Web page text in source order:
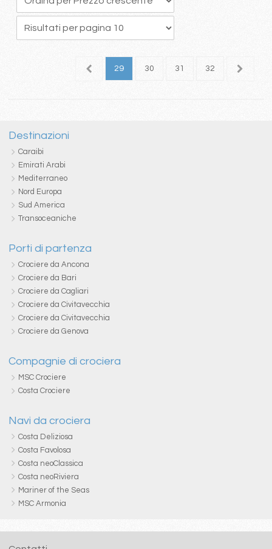
28 29 30 31 32 33
Destinazioni
Caraibi
Emirati Arabi
Mediterraneo
Nord Europa
Sud America
Transoceaniche
Porti di partenza
Crociere da Ancona
Crociere da Bari
Crociere da Cagliari
Crociere da Civitavecchia
Crociere da Civitavecchia
Crociere da Genova
Compagnie di crociera
MSC Crociere
Costa Crociere
Navi da crociera
Costa Deliziosa
Costa Favolosa
Costa neoClassica
Costa neoRiviera
Mariner of the Seas
MSC Armonia